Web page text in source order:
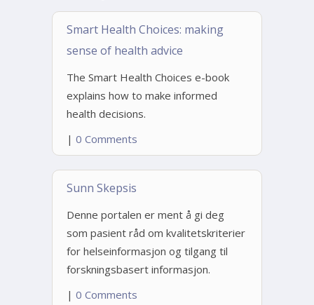
Smart Health Choices: making
sense of health advice
The Smart Health Choices e-book
explains how to make informed
health decisions.
| 0 Comments
Sunn Skepsis
Denne portalen er ment å gi deg
som pasient råd om kvalitetskriterier
for helseinformasjon og tilgang til
forskningsbasert informasjon.
| 0 Comments